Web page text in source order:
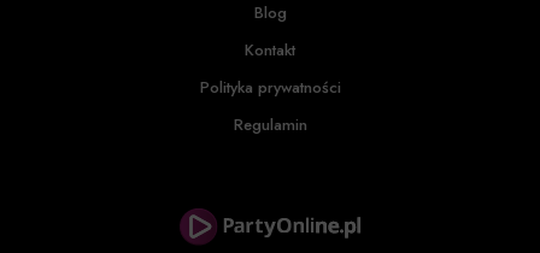
Blog
Kontakt
Polityka prywatności
Regulamin